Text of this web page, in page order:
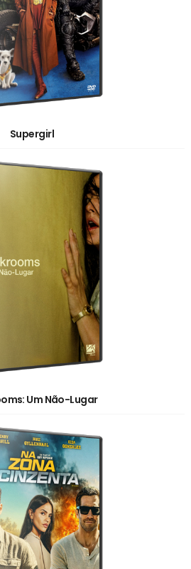
Supergirl
Um Não-Lugar